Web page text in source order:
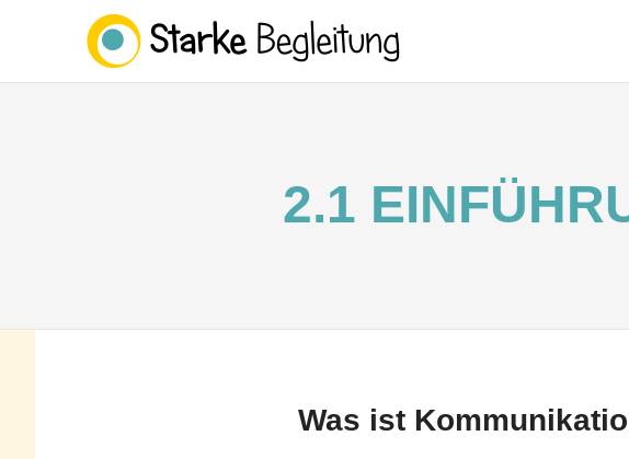
BEGLEITUNG
2.1
Was ist